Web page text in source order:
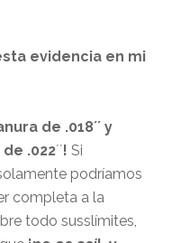
evidencia en mi
de .018´´ y
.022´´! Si
podríamos
completa a la
todo susslímites,